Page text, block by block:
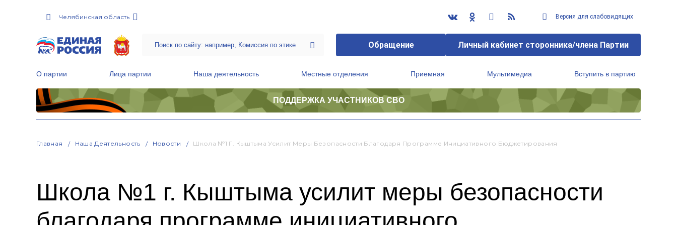
Челябинская область Версия для слабовидящих
Обращение Личный кабинет сторонника/члена Партии
О партии Лица партии Наша деятельность Местные отделения Приемная Мультимедиа Вступить в партию
ПОДДЕРЖКА УЧАСТНИКОВ СВО
Главная Наша Деятельность Новости Школа №1 Г. Кыштыма Усилит Меры Безопасности Благодаря Программе Инициативного Бюджетирования
Школа №1 г. Кыштыма усилит меры безопасности